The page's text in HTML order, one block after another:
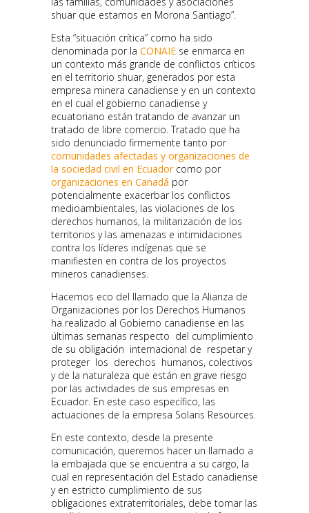
shuar que estamos en Morona Santiago”.
Esta “situación crítica” como ha sido
denominada por la CONAIE se enmarca en
un contexto más grande de conflictos críticos
en el territorio shuar, generados por esta
empresa minera canadiense y en un contexto
en el cual el gobierno canadiense y
ecuatoriano están tratando de avanzar un
tratado de libre comercio. Tratado que ha
sido denunciado firmemente tanto por
comunidades afectadas y organizaciones de
la sociedad civil en Ecuadorcomo por
organizaciones en Canadá por
potencialmente exacerbar los conflictos
medioambientales, las violaciones de los
derechos humanos, la militarización de los
territorios y las amenazas e intimidaciones
contra los líderes indígenas que se
manifiesten en contra de los proyectos
mineros canadienses.
Hacemos eco del llamado que la Alianza de
Organizaciones por los Derechos Humanos
ha realizado al Gobierno canadiense en las
últimas semanas respecto del cumplimiento
de su obligación internacional de respetar y
proteger los derechos humanos, colectivos
y de la naturaleza que están en grave riesgo
por las actividades de sus empresas en
Ecuador. En este caso específico, las
actuaciones de la empresa Solaris Resources.
En este contexto, desde la presente
comunicación, queremos hacer un llamado a
la embajada que se encuentra a su cargo, la
cual en representación del Estado canadiense
y en estricto cumplimiento de sus
obligaciones extraterritoriales, debe tomar las